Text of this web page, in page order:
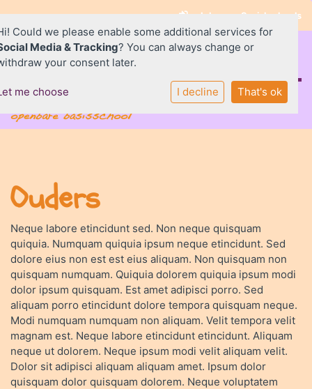
Inloggen Social schools
Home
De Wizzert
Praktisch
SAAM*
Contact
Ouders
Neque labore etincidunt sed. Non neque quisquam
quiquia. Numquam quiquia ipsum neque etincidunt. Sed
dolore eius non est est eius aliquam. Non quisquam non
quisquam numquam. Quiquia dolorem quiquia ipsum modi
dolor ipsum quisquam. Est amet adipisci porro. Sed
aliquam porro etincidunt dolore tempora quisquam neque.
Modi numquam numquam non aliquam. Velit tempora velit
magnam est. Neque labore etincidunt etincidunt. Aliquam
neque ut dolorem. Neque ipsum modi velit aliquam velit.
Dolor sit adipisci aliquam aliquam amet. Ipsum dolor
quisquam dolor quisquam dolorem. Neque voluptatem
Could we please enable some additional services for
Media & Tracking? You can always change or
your consent later.
me choose I decline That's ok